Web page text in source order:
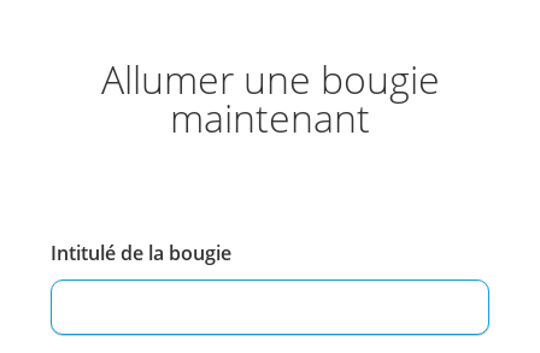
Allumer une bougie
maintenant
Intitulé de la bougie